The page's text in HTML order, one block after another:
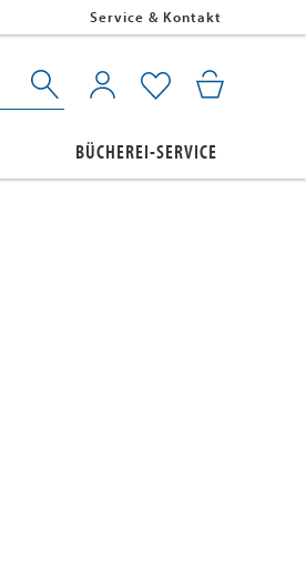
Service & Kontakt
BÜCHEREI-SERVICE